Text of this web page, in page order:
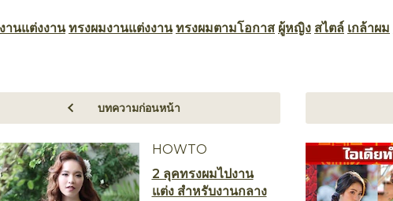
งานแต่งงาน ทรงผมงานแต่งงาน ทรงผมตามโอกาส ผู้หญิง สไตล์ เกล้าผม
HOWTO
2 ลุคทรงผมไปงาน
แต่ง สำหรับงานกลาง
บทความก่อนหน้า